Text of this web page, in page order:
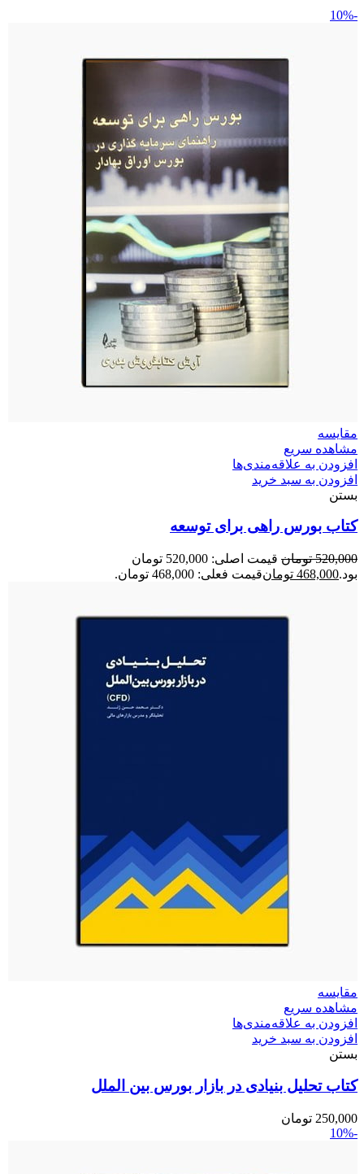
-10%
مقایسه
مشاهده سریع
افزودن به علاقه‌مندی‌ها
افزودن به سبد خرید
بستن
کتاب بورس راهی برای توسعه
520,000 تومان
قیمت اصلی: 520,000 تومان
بود.468,000 تومانقیمت فعلی: 468,000 تومان.
مقایسه
مشاهده سریع
افزودن به علاقه‌مندی‌ها
افزودن به سبد خرید
بستن
کتاب تحلیل بنیادی در بازار بورس بین الملل
250,000 تومان
-10%